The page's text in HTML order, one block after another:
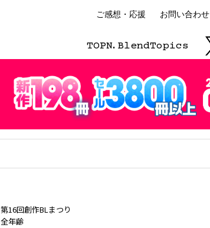
ご感想・応援 お問い合わせ
TOPN. BlendTopics
第16回創作BLまつり
全年齢